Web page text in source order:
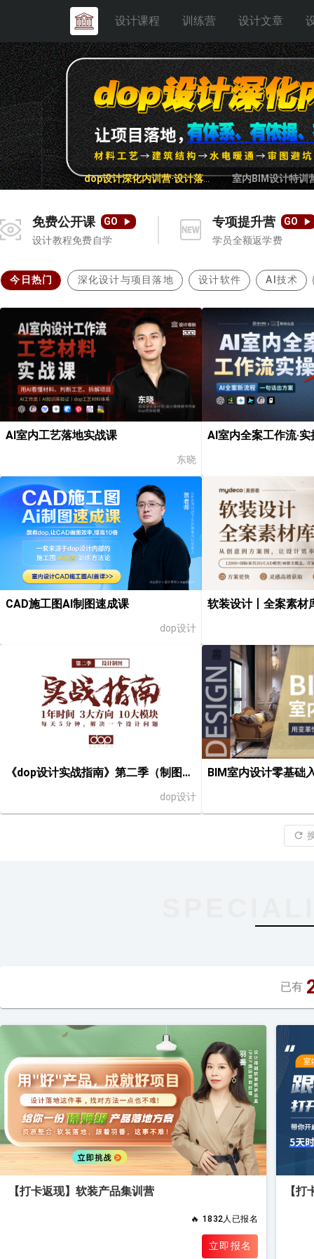
设计课程 训练营 设计文章
dop设计深化内训营·设计落地8.0 室内BIM设计特训
免费公开课
GO
设计教程免费自学
专项提升营
GO
学员全额返学费
今日热门 深化设计与项目落地 设计软件 AI技术
AI室内工艺落地实战课
东晓
AI室内全案工作流·
CAD施工图AI制图速成课
dop设计
软装设计丨全案素材
《dop设计实战指南》第二季（制图篇）
dop设计
BIM室内设计零基础
已有
【打卡返现】软装产品集训营
🔥 1832人已报名
立即报名
【